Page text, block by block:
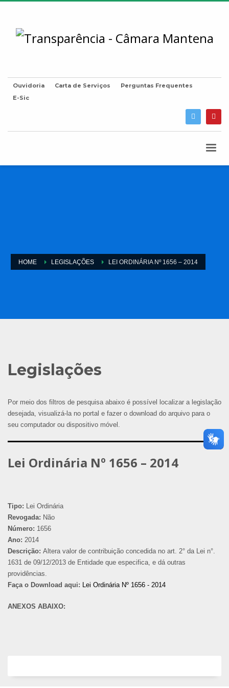
Ouvidoria Carta de Serviços
Perguntas Frequentes
E-Sic
HOME LEGISLAÇÕES LEI ORDINÁRIA Nº 1656 – 2014
Legislações
Por meio dos filtros de pesquisa abaixo é possível localizar a legislação
desejada, visualizá-la no portal e fazer o download do arquivo para o
seu computador ou dispositivo móvel.
Lei Ordinária Nº 1656 – 2014
Tipo: Lei Ordinária
Revogada: Não
Número: 1656
Ano: 2014
Descrição: Altera valor de contribuição concedida no art. 2° da Lei n°.
1631 de 09/12/2013 de Entidade que especifica, e dá outras
providências.
Faça o Download aqui: Lei Ordinária Nº 1656 - 2014
ANEXOS ABAIXO: